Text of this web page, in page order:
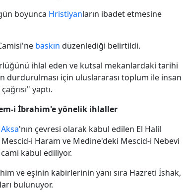
boyunca Hristiyanların ibadet etmesine
baskın düzenlediği belirtildi.
ihlal eden ve kutsal mekanlardaki tarihi
için uluslararası toplum ile insan
yaptı.
i İbrahim'e yönelik ihlaller
'nın çevresi olarak kabul edilen El Halil
i Haram ve Medine'deki Mescid-i Nebevi
kabul ediliyor.
ve eşinin kabirlerinin yanı sıra Hazreti İshak,
bulunuyor.